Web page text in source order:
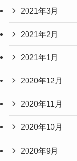
2021年3月
2021年2月
2021年1月
2020年12月
2020年11月
2020年10月
2020年9月